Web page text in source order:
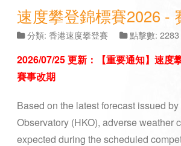
速度攀登錦標賽2026 -
分類: 香港速度攀登賽 點擊數: 2283
2026/07/25 更新：【重要通知】速度
賽事改期
Based on the latest forecast issued
Observatory (HKO), adverse weather
expected during the scheduled